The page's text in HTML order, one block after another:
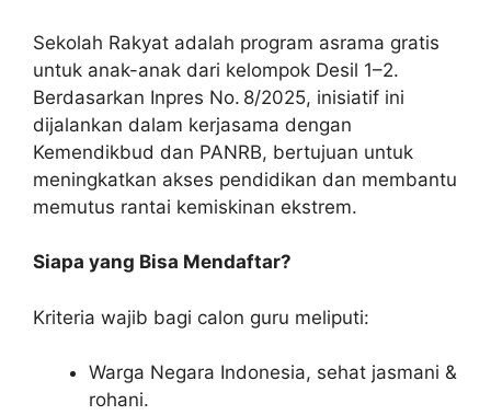
Sekolah Rakyat adalah program asrama gratis
untuk anak-anak dari kelompok Desil 1–2.
Berdasarkan Inpres No. 8/2025, inisiatif ini
dijalankan dalam kerjasama dengan
Kemendikbud dan PANRB, bertujuan untuk
meningkatkan akses pendidikan dan membantu
memutus rantai kemiskinan ekstrem.
Siapa yang Bisa Mendaftar?
Kriteria wajib bagi calon guru meliputi:
Warga Negara Indonesia, sehat jasmani &
rohani.